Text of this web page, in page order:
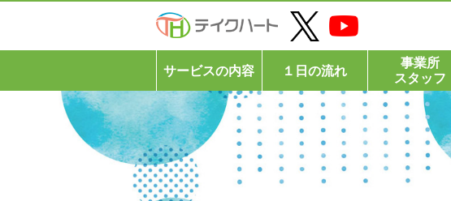
サービスの内容 １日の流れ
事業所
スタッフ